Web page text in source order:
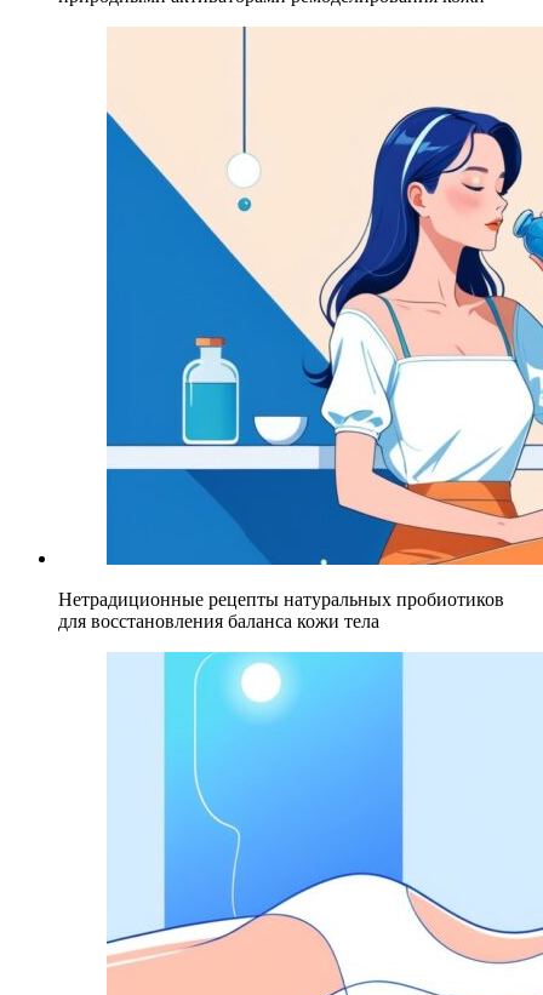
Нетрадиционные рецепты натуральных пробиотиков
для восстановления баланса кожи тела